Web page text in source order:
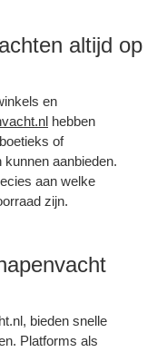
altijd op
en
hebben
of
aanbieden.
aan welke
zijn.
bieden snelle
Platforms als